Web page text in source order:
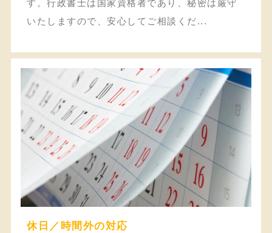
す。行政書士は国家資格者であり、秘密は厳守
いたしますので、安心してご相談くだ...
休日／時間外の対応